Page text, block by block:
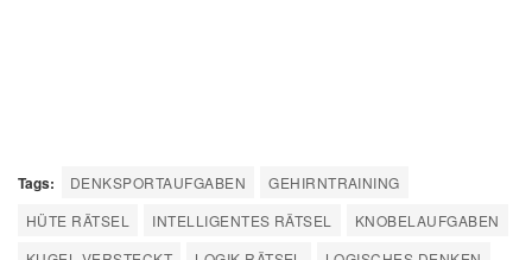
Tags: DENKSPORTAUFGABEN
GEHIRNTRAINING
HÜTE RÄTSEL
INTELLIGENTES RÄTSEL
KNOBELAUFGABEN